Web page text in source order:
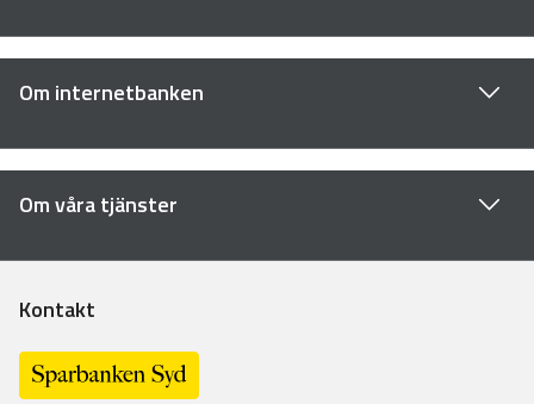
Om internetbanken
Om våra tjänster
Kontakt